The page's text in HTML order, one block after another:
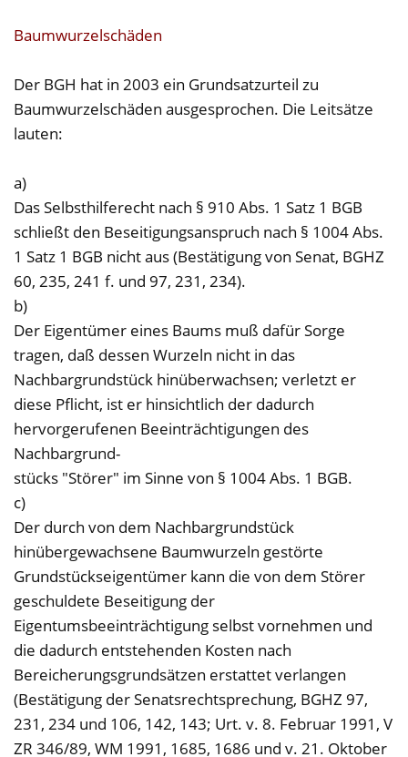
Baumwurzelschäden
Der BGH hat in 2003 ein Grundsatzurteil zu
Baumwurzelschäden ausgesprochen. Die Leitsätze
lauten:
a)
Das Selbsthilferecht nach § 910 Abs. 1 Satz 1 BGB
schließt den Beseitigungsanspruch nach § 1004 Abs.
1 Satz 1 BGB nicht aus (Bestätigung von Senat, BGHZ
60, 235, 241 f. und 97, 231, 234).
b)
Der Eigentümer eines Baums muß dafür Sorge
tragen, daß dessen Wurzeln nicht in das
Nachbargrundstück hinüberwachsen; verletzt er
diese Pflicht, ist er hinsichtlich der dadurch
hervorgerufenen Beeinträchtigungen des
Nachbargrund-
stücks "Störer" im Sinne von § 1004 Abs. 1 BGB.
c)
Der durch von dem Nachbargrundstück
hinübergewachsene Baumwurzeln gestörte
Grundstückseigentümer kann die von dem Störer
geschuldete Beseitigung der
Eigentumsbeeinträchtigung selbst vornehmen und
die dadurch entstehenden Kosten nach
Bereicherungsgrundsätzen erstattet verlangen
(Bestätigung der Senatsrechtsprechung, BGHZ 97,
231, 234 und 106, 142, 143; Urt. v. 8. Februar 1991, V
ZR 346/89, WM 1991, 1685, 1686 und v. 21. Oktober